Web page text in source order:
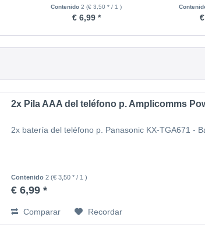
Contenido2(€ 3,50 * / 1 )
€ 6,99 *
2x Pila AAA del teléfono p. Amplicomms
2x batería del teléfono p. Panasonic KX-TGA671 -
Contenido2(€ 3,50 * / 1 )
€ 6,99 *
Comparar Recordar